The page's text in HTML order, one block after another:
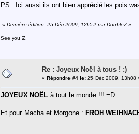
PS : Ici aussi ils ont bien apprécié les pois
« Dernière édition: 25 Déc 2009, 12h52 par DoubleZ»
See you Z.
Re : Joyeux Noël à tous ! :)
« Répondre #4 le: 25 Déc 2009, 13h08
JOYEUX NOËL à tout le monde !!! =D
Et pour Macha et Morgone : FROH